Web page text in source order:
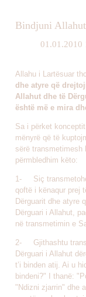
Bindjuni
01.01.2010
Allahu i Lartësuar
dhe atyre që
Allahut dhe të
është më e mira
Sa i përket
mënyrë që të
sërë transmetimesh
përmbledhim këto:
1- Siç
qoftë i kënaqur prej
Dërguarit dhe atyre
Dërguari i Allahut,
në transmetimin e
2- Gjithashtu
Dërguari i Allahut
t’i binden atij. Ai u
bindeni?" I thanë:
"Ndizni zjarrin" dhe